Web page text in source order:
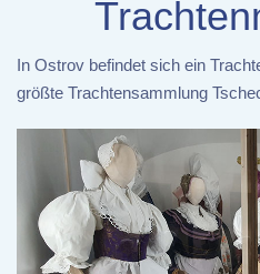
In Ostrov befindet sich ein
größte Trachtensammlung